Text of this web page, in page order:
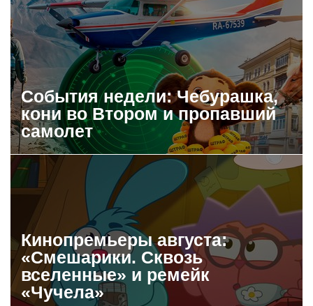
События недели: Чебурашка,
кони во Втором и пропавший
самолет
Кинопремьеры августа:
«Смешарики. Сквозь
вселенные» и ремейк
«Чучела»